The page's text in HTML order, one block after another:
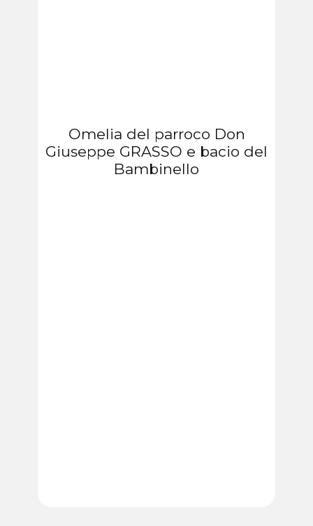
Omelia del parroco Don
Giuseppe GRASSO e bacio del
Bambinello